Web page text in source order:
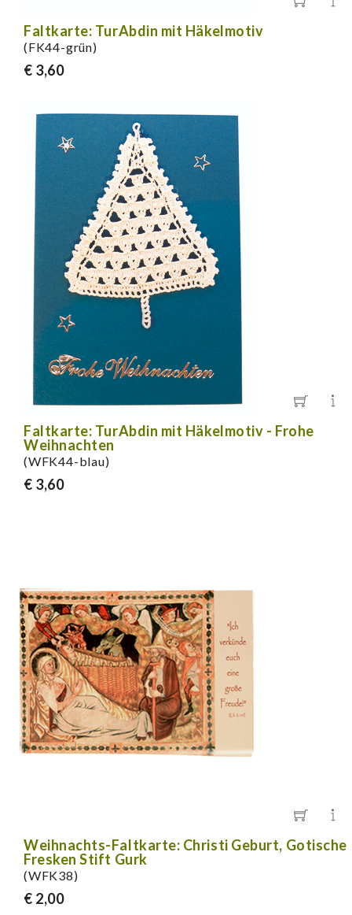
Faltkarte: TurAbdin mit Häkelmotiv
(FK44-grün)
€ 3,60
Faltkarte: TurAbdin mit Häkelmotiv - Frohe
Weihnachten
(WFK44-blau)
€ 3,60
Weihnachts-Faltkarte: Christi Geburt, Gotische
Fresken Stift Gurk
(WFK38)
€ 2,00